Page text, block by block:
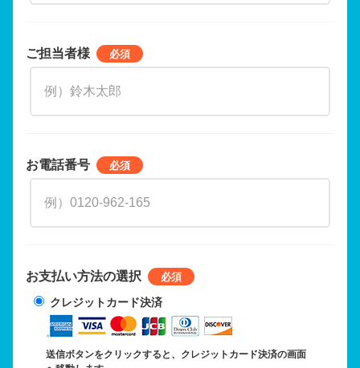
ご担当者様
お電話番号
お支払い方法の選択
クレジットカード決済
送信ボタンをクリックすると、クレジットカード決済の画面